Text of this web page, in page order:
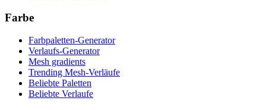
Farbe
Farbpaletten-Generator
Verlaufs-Generator
Mesh gradients
Trending Mesh-Verläufe
Beliebte Paletten
Beliebte Verlaufe